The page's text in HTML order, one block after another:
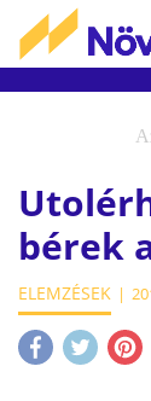
bérek
ELEMZÉSEK